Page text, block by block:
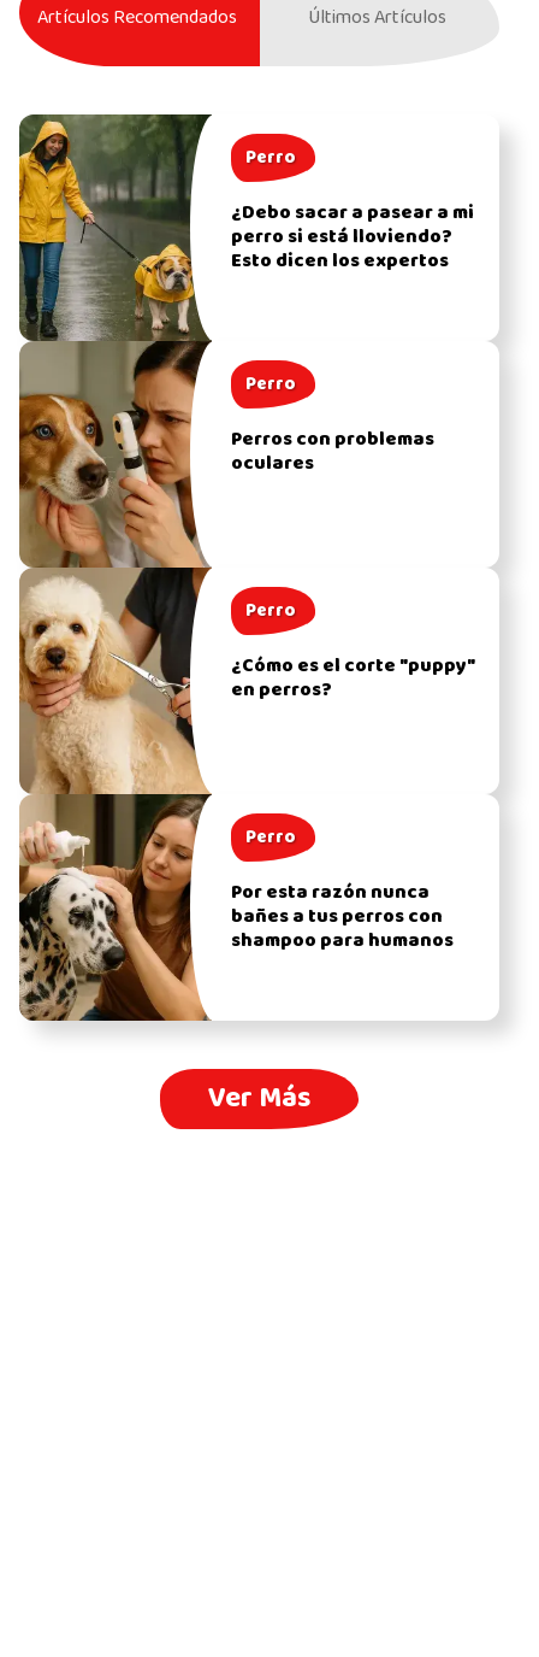
Artículos Recomendados Últimos Artículos
Perro
¿Debo sacar a pasear a mi
perro si está lloviendo?
Esto dicen los expertos
Perro
Perros con problemas
oculares
Perro
¿Cómo es el corte "puppy"
en perros?
Perro
Por esta razón nunca
bañes a tus perros con
shampoo para humanos
Ver Más